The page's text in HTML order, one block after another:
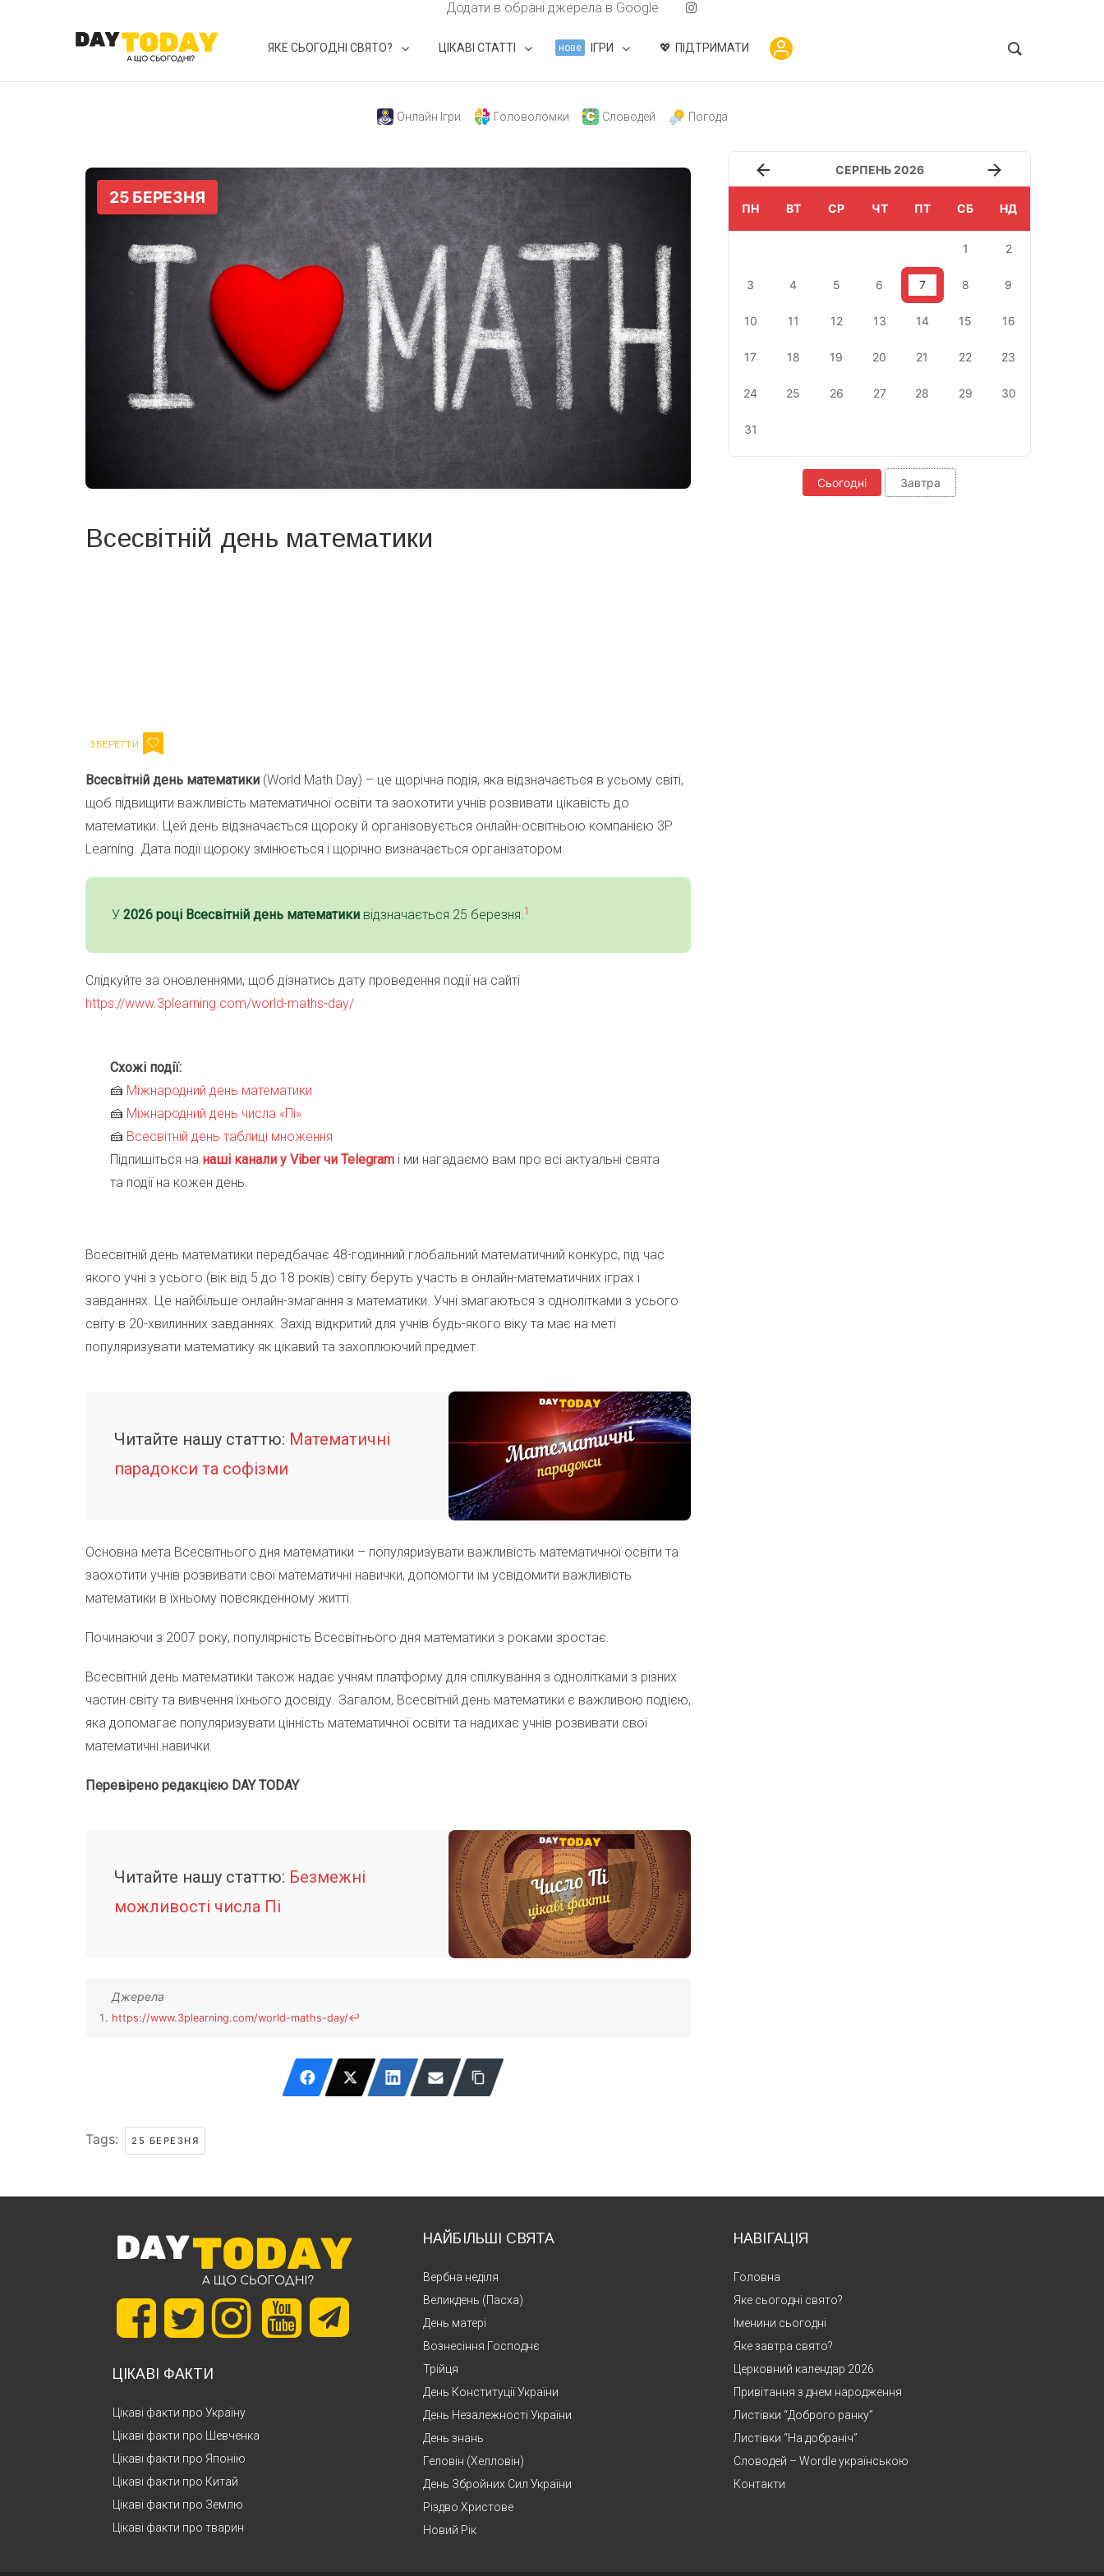
Додати в обрані джерела в Google
ЯКЕ СЬОГОДНІ СВЯТО? ЦІКАВІ СТАТТІ нове ІГРИ ПІДТРИМАТИ
Онлайн Ігри Головоломки Словодей Погода
Всесвітній день математики
Всесвітній день математики (World Math Day) – це щорічна подія, яка відзначається в усьому світі,
щоб підвищити важливість математичної освіти та заохотити учнів розвивати цікавість до
математики. Цей день відзначається щороку й організовується онлайн-освітньою компанією 3P
Learning. Дата події щороку змінюється і щорічно визначається організатором.
У 2026 році Всесвітній день математики відзначається 25 березня.1
Слідкуйте за оновленнями, щоб дізнатись дату проведення події на сайті
https://www.3plearning.com/world-maths-day/
Схожі події:
🍰 Міжнародний день математики
🍰 Міжнародний день числа «Пі»
🍰 Всесвітній день таблиці множення
Підпишіться на наші канали у Viber чи Telegram і ми нагадаємо вам про всі актуальні свята
та події на кожен день.
Всесвітній день математики передбачає 48-годинний глобальний математичний конкурс, під час
якого учні з усього (вік від 5 до 18 років) світу беруть участь в онлайн-математичних іграх і
завданнях. Це найбільше онлайн-змагання з математики. Учні змагаються з однолітками з усього
світу в 20-хвилинних завданнях. Захід відкритий для учнів будь-якого віку та має на меті
популяризувати математику як цікавий та захоплюючий предмет.
Читайте нашу статтю: Математичні
парадокси та софізми
Основна мета Всесвітнього дня математики – популяризувати важливість математичної освіти та
заохотити учнів розвивати свої математичні навички, допомогти їм усвідомити важливість
математики в їхньому повсякденному житті.
Починаючи з 2007 року, популярність Всесвітнього дня математики з роками зростає.
Всесвітній день математики також надає учням платформу для спілкування з однолітками з різних
частин світу та вивчення їхнього досвіду. Загалом, Всесвітній день математики є важливою подією,
яка допомагає популяризувати цінність математичної освіти та надихає учнів розвивати свої
математичні навички.
Перевірено редакцією DAY TODAY
Читайте нашу статтю: Безмежні
можливості числа Пі
https://www.3plearning.com/world-maths-day/↩
Tags: 25 БЕРЕЗНЯ
СЕРПЕНЬ 2026
ПН ВТ СР ЧТ ПТ СБ НД
1 2
3 4 5 6 7 8 9
10 11 12 13 14 15 16
17 18 19 20 21 22 23
24 25 26 27 28 29 30
31
Сьогодні Завтра
ЦІКАВІ ФАКТИ
Цікаві факти про Україну
Цікаві факти про Шевченка
Цікаві факти про Японію
Цікаві факти про Китай
Цікаві факти про Землю
Цікаві факти про тварин
НАЙБІЛЬШІ СВЯТА
Вербна неділя
Великдень (Пасха)
День матері
Вознесіння Господнє
Трійця
День Конституції України
День Незалежності України
День знань
Геловін (Хелловін)
День Збройних Сил України
Різдво Христове
Новий Рік
НАВІГАЦІЯ
Головна
Яке сьогодні свято?
Іменини сьогодні
Яке завтра свято?
Церковний календар 2026
Привітання з днем народження
Листівки “Доброго ранку”
Листівки “На добраніч”
Словодей – Wordle українською
Контакти